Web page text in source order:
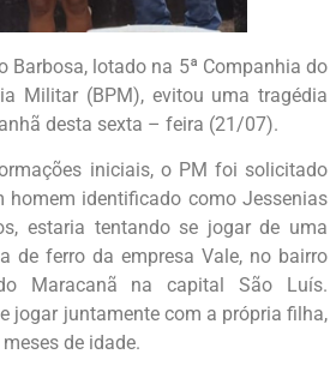
Barbosa, lotado na 5ª Companhia do
Militar (BPM), evitou uma tragédia
desta sexta – feira (21/07).
iniciais, o PM foi solicitado
homem identificado como Jessenias
estaria tentando se jogar de uma
de ferro da empresa Vale, no bairro
Maracanã na capital São Luís.
jogar juntamente com a própria filha,
de idade.